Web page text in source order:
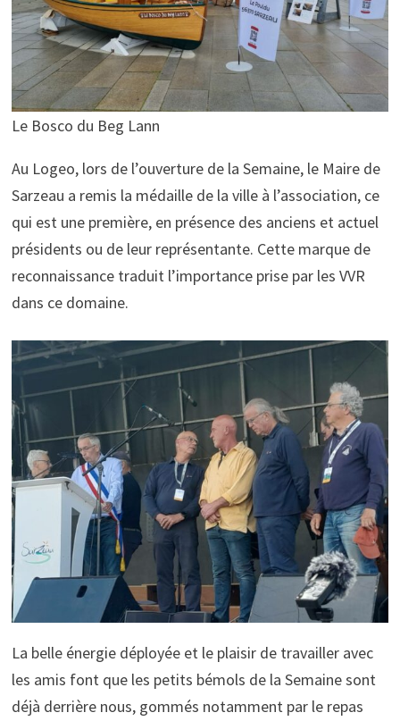
Le Bosco du Beg Lann
Au Logeo, lors de l’ouverture de la Semaine, le Maire de
Sarzeau a remis la médaille de la ville à l’association, ce
qui est une première, en présence des anciens et actuel
présidents ou de leur représentante. Cette marque de
reconnaissance traduit l’importance prise par les VVR
dans ce domaine.
La belle énergie déployée et le plaisir de travailler avec
les amis font que les petits bémols de la Semaine sont
déjà derrière nous, gommés notamment par le repas